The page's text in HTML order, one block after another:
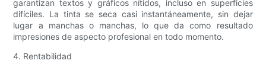
garantizan textos y gráficos nítidos, incluso en superficies
difíciles. La tinta se seca casi instantáneamente, sin dejar
lugar a manchas o manchas, lo que da como resultado
impresiones de aspecto profesional en todo momento.
4. Rentabilidad